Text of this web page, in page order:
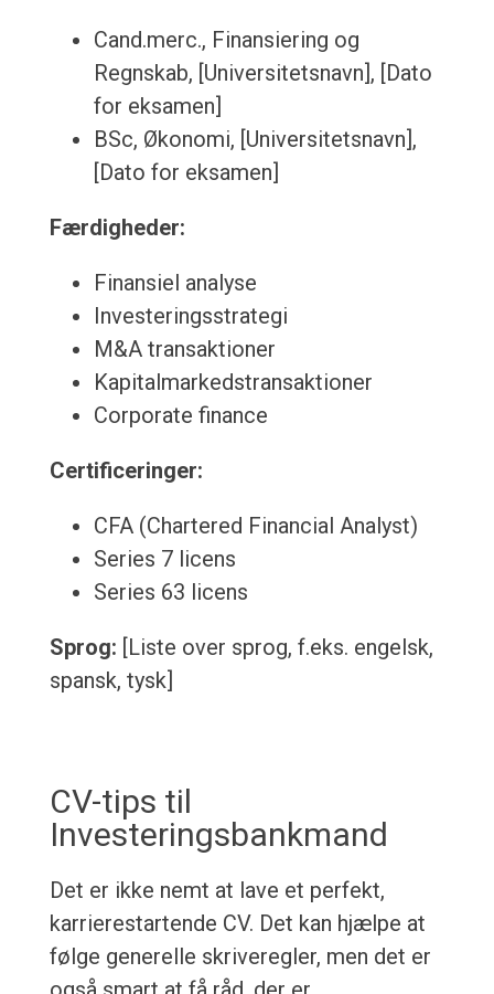
Cand.merc., Finansiering og
Regnskab, [Universitetsnavn], [Dato
for eksamen]
BSc, Økonomi, [Universitetsnavn],
[Dato for eksamen]
Færdigheder:
Finansiel analyse
Investeringsstrategi
M&A transaktioner
Kapitalmarkedstransaktioner
Corporate finance
Certificeringer:
CFA (Chartered Financial Analyst)
Series 7 licens
Series 63 licens
Sprog: [Liste over sprog, f.eks. engelsk,
spansk, tysk]
CV-tips til
Investeringsbankmand
Det er ikke nemt at lave et perfekt,
karrierestartende CV. Det kan hjælpe at
følge generelle skriveregler, men det er